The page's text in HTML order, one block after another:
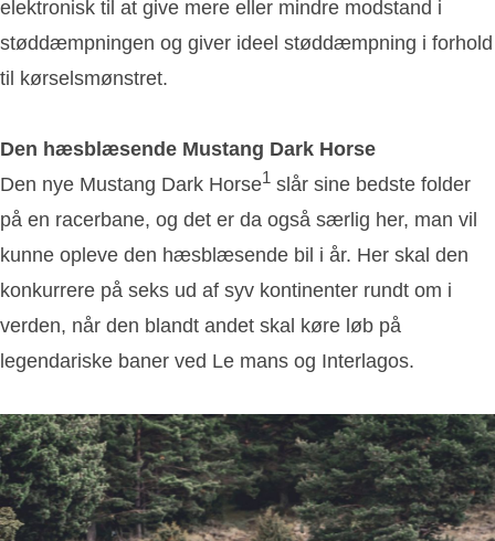
elektronisk til at give mere eller mindre modstand i
støddæmpningen og giver ideel støddæmpning i forhold
til kørselsmønstret.
Den hæsblæsende Mustang Dark Horse
Den nye Mustang Dark Horse1 slår sine bedste folder
på en racerbane, og det er da også særlig her, man vil
kunne opleve den hæsblæsende bil i år. Her skal den
konkurrere på seks ud af syv kontinenter rundt om i
verden, når den blandt andet skal køre løb på
legendariske baner ved Le mans og Interlagos.